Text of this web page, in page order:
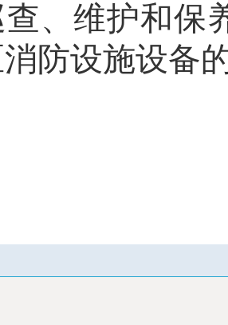
、维护和保
防设施设备